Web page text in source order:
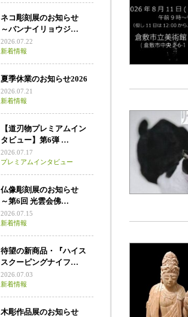
ネコ彫刻展のお知らせ
～バンナイリョウジ…
2026.07.22
新着情報
夏季休業のお知らせ2026
2026.07.21
新着情報
【道刃物プレミアムイン
タビュー】第6弾 …
2026.07.17
プレミアムインタビュー
仏像彫刻展のお知らせ
～第6回 光雲会佛…
2026.07.15
新着情報
待望の新商品・『ハイス
スクーピングナイフ…
2026.07.03
新着情報
木彫作品展のお知らせ